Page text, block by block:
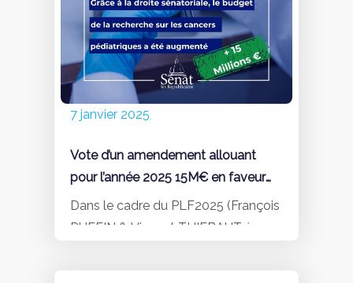
financement.EN SAVOIR +
7 janvier 2025
Vote d’un amendement allouant
pour l’année 2025 15M€ en faveur
de la recherche clinique sur les
cancers pédiatriques
Dans le cadre du PLF2025 (François
RUFFIN & Vincent THIEBAUT à